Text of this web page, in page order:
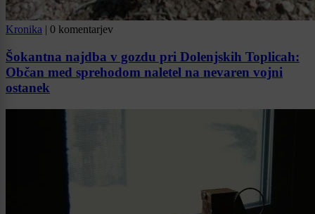
Kronika 0 komentarjev
Šokantna najdba v gozdu pri Dolenjskih Toplicah:
Občan med sprehodom naletel na nevaren vojni
ostanek